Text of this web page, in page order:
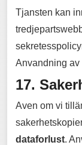
Tjansten kan
Anvandning av
17.
Aven om vi
dataforlust.